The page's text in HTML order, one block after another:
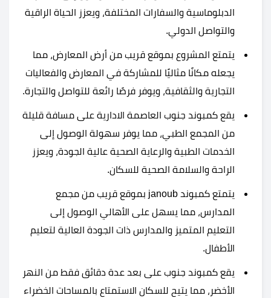
الدبلوماسية والسفارات المختلفة، ويعزز الحياة الراقية
والتواصل الدولي.
يتمتع المشروع بموقع قريب من أرض المعارض، مما
يجعله مكانًا مثاليًا للمشاركة في المعارض والفعاليات
التجارية والثقافية، ويوفر فرصًا رائعة للتواصل والتجارة.
يقع كمبوند جنوب العاصمة الادارية على مسافة قليلة
من المجمع الطبي، مما يوفر سهولة الوصول إلى
الخدمات الطبية والرعاية الصحية عالية الجودة، ويعزز
الراحة والسلامة الصحية للسكان.
يتمتع كمبوند janoub بموقع قريب من مجمع
المدارس، مما يسهل على الأهالي الوصول إلى
التعليم المتميز والمدارس ذات الجودة العالية لتعليم
الأطفال.
يقع كمبوند جنوب على بعد عدة دقائق فقط من النهر
الأخضر، مما يتيح للسكان الاستمتاع بالمساحات الخضراء